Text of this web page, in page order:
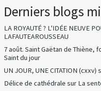
Derniers blogs
LA ROYAUTÉ ? L'IDÉE NEUVE
LAFAUTEAROUSSEAU
7 août. Saint Gaëtan de Thiène,
Saint du jour
UN JOUR, UNE CITATION (cxxv)
Délice de cathédrale sur La